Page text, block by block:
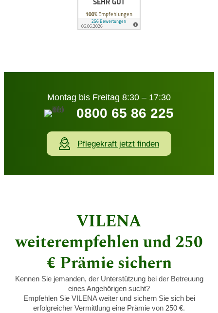
Montag bis Freitag 8:30 – 17:30
0800 65 86 225
Pflegekraft jetzt finden
VILENA
weiterempfehlen und 250
€ Prämie sichern
Kennen Sie jemanden, der Unterstützung bei der Betreuung
eines Angehörigen sucht?
Empfehlen Sie VILENA weiter und sichern Sie sich bei
erfolgreicher Vermittlung eine Prämie von 250 €.